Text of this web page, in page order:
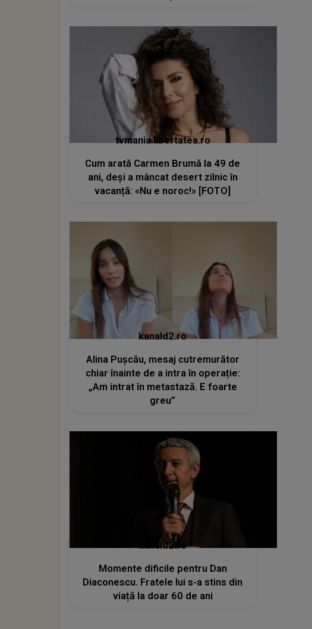
tvmania.libertatea.ro
Cum arată Carmen Brumă la 49 de
ani, deși a mâncat desert zilnic în
vacanță: «Nu e noroc!» [FOTO]
kanald2.ro
Alina Pușcău, mesaj cutremurător
chiar înainte de a intra în operație:
„Am intrat în metastază. E foarte
greu”
kanald2.ro
Momente dificile pentru Dan
Diaconescu. Fratele lui s-a stins din
viață la doar 60 de ani